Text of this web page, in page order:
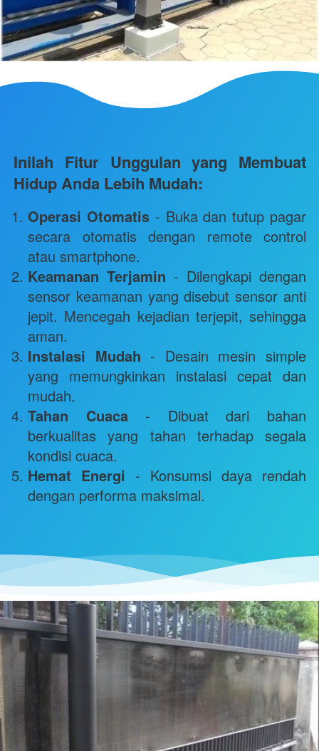
Inilah Fitur Unggulan yang Membuat
Hidup Anda Lebih Mudah:
Operasi Otomatis - Buka dan tutup pagar
secara otomatis dengan remote control
atau smartphone.
Keamanan Terjamin - Dilengkapi dengan
sensor keamanan yang disebut sensor anti
jepit. Mencegah kejadian terjepit, sehingga
aman.
Instalasi Mudah - Desain mesin simple
yang memungkinkan instalasi cepat dan
mudah.
Tahan Cuaca - Dibuat dari bahan
berkualitas yang tahan terhadap segala
kondisi cuaca.
Hemat Energi - Konsumsi daya rendah
dengan performa maksimal.